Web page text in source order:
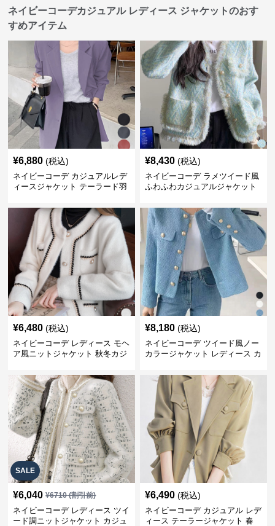
ネイビーコーデカジュアル レディース ジャケットのおす
すめアイテム
¥6,880 (税込)
ネイビーコーデ カジュアルレデ
ィースジャケット テーラード羽
¥8,430 (税込)
ネイビーコーデ ラメツイード風
ふわふわカジュアルジャケット
¥6,480 (税込)
ネイビーコーデ レディース モヘ
ア風ニットジャケット 秋冬カジ
¥8,180 (税込)
ネイビーコーデ ツイード風ノー
カラージャケット レディース カ
SALE
¥6,040 ¥6710(割引前)
ネイビーコーデ レディース ツイ
ード調ニットジャケット カジュ
¥6,490 (税込)
ネイビーコーデ カジュアル レデ
ィース テーラージャケット 春